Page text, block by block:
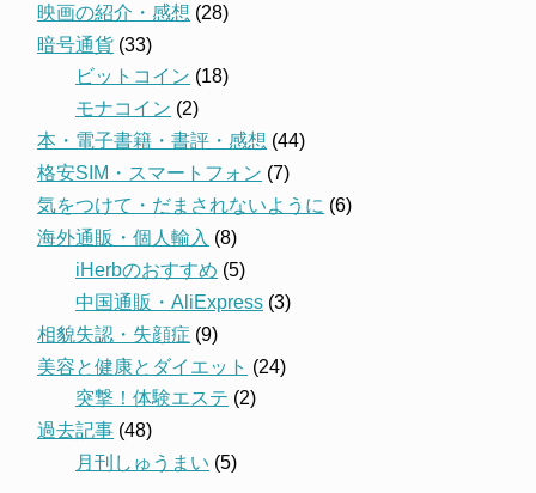
映画の紹介・感想 (28)
暗号通貨 (33)
ビットコイン (18)
モナコイン (2)
本・電子書籍・書評・感想 (44)
格安SIM・スマートフォン (7)
気をつけて・だまされないように (6)
海外通販・個人輸入 (8)
iHerbのおすすめ (5)
中国通販・AliExpress (3)
相貌失認・失顔症 (9)
美容と健康とダイエット (24)
突撃！体験エステ (2)
過去記事 (48)
月刊しゅうまい (5)